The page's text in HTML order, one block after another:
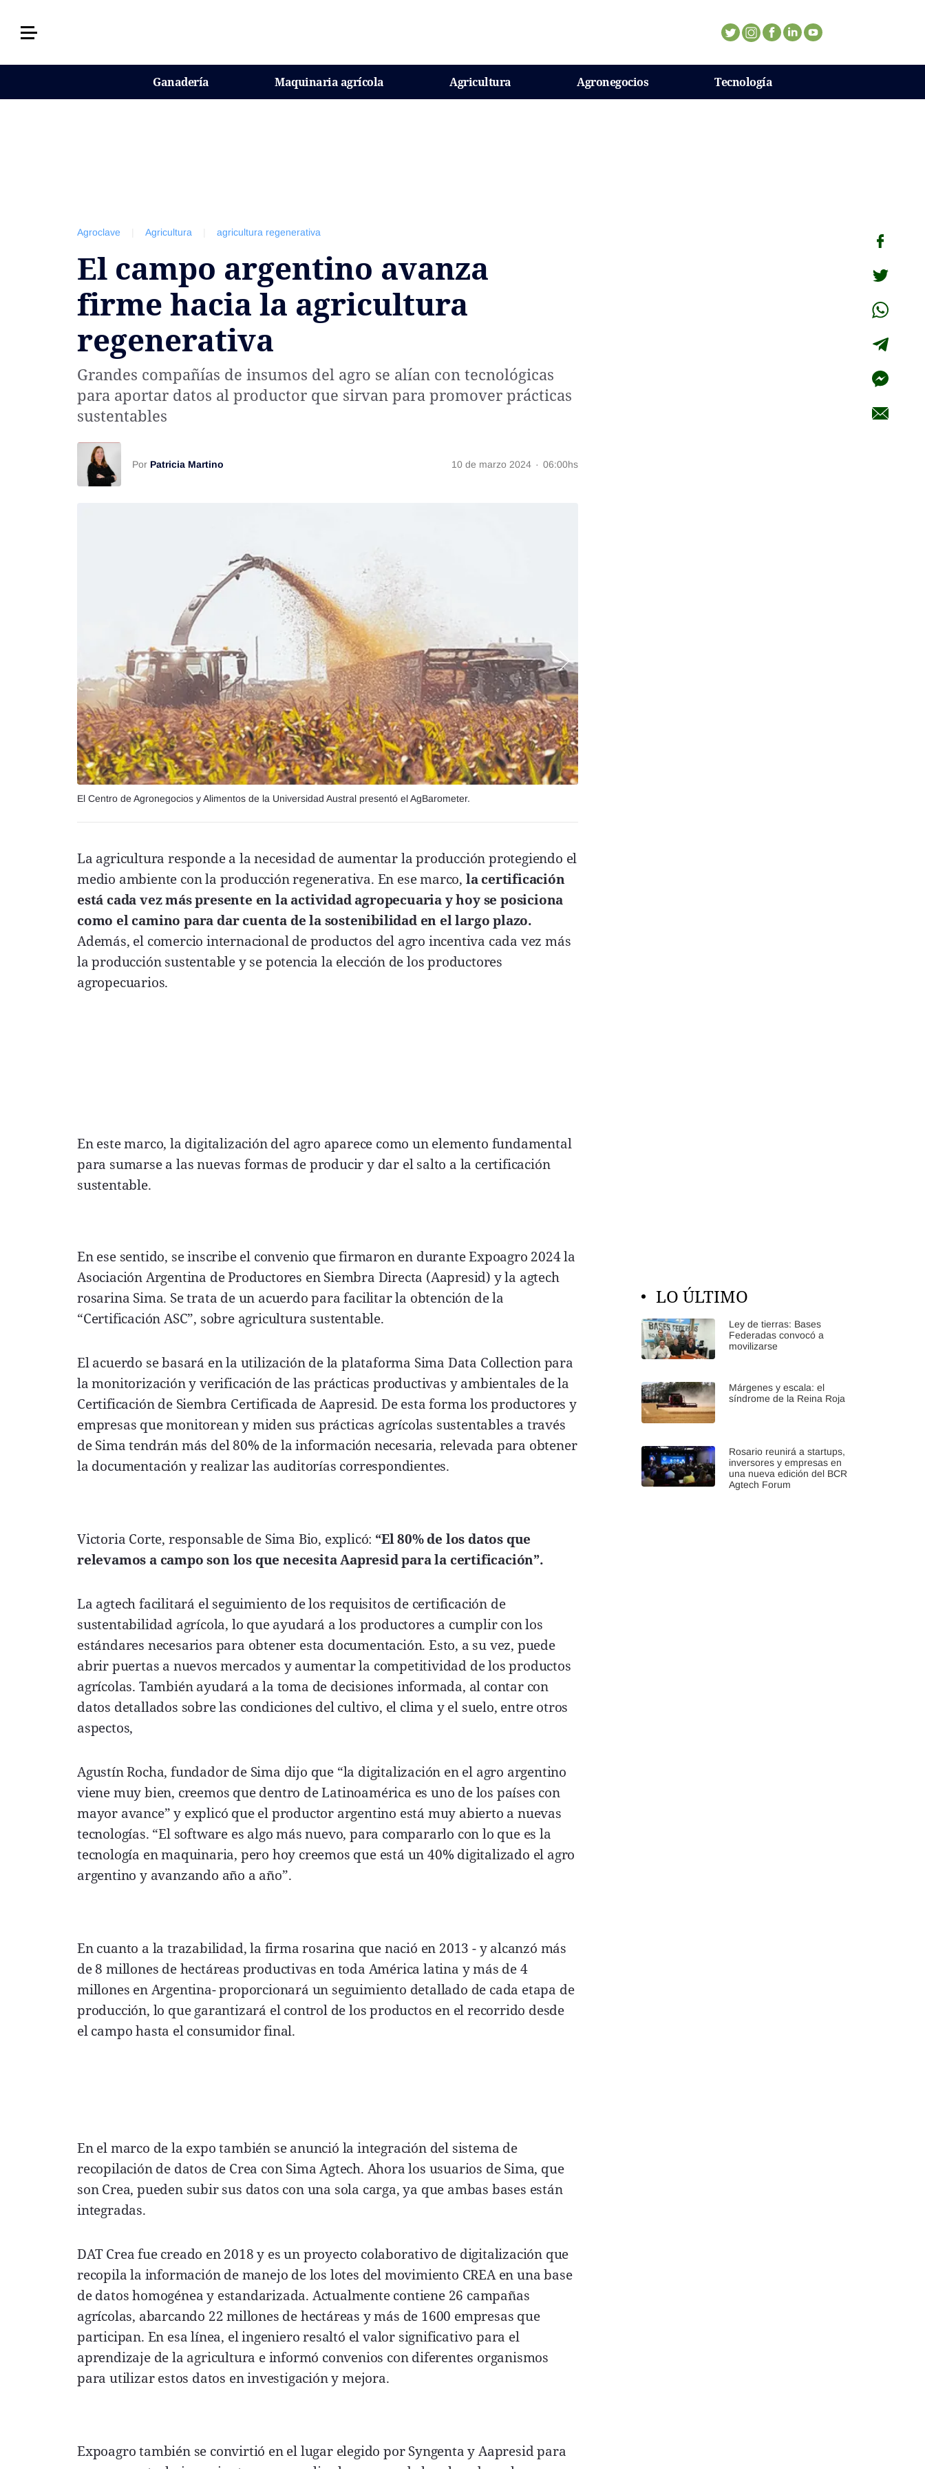
Agronegocios
Seguinos
Ganadería Maquinaria agrícola Agricultura Agronegocios Tecnología
Agroclave Agricultura agricultura regenerativa
El campo argentino avanza
firme hacia la agricultura
regenerativa
Grandes compañías de insumos del agro se alían con tecnológicas
para aportar datos al productor que sirvan para promover prácticas
sustentables
Por Patricia Martino 10 de marzo 2024 · 06:00hs
El Centro de Agronegocios y Alimentos de la Universidad Austral presentó el AgBarometer.
La agricultura responde a la necesidad de aumentar la producción protegiendo el
medio ambiente con la producción regenerativa. En ese marco, la certificación
está cada vez más presente en la actividad agropecuaria y hoy se posiciona
como el camino para dar cuenta de la sostenibilidad en el largo plazo.
Además, el comercio internacional de productos del agro incentiva cada vez más
la producción sustentable y se potencia la elección de los productores
agropecuarios.
En este marco, la digitalización del agro aparece como un elemento fundamental
para sumarse a las nuevas formas de producir y dar el salto a la certificación
sustentable.
En ese sentido, se inscribe el convenio que firmaron en durante Expoagro 2024 la
Asociación Argentina de Productores en Siembra Directa (Aapresid) y la agtech
rosarina Sima. Se trata de un acuerdo para facilitar la obtención de la
“Certificación ASC”, sobre agricultura sustentable.
El acuerdo se basará en la utilización de la plataforma Sima Data Collection para
la monitorización y verificación de las prácticas productivas y ambientales de la
Certificación de Siembra Certificada de Aapresid. De esta forma los productores y
empresas que monitorean y miden sus prácticas agrícolas sustentables a través
de Sima tendrán más del 80% de la información necesaria, relevada para obtener
la documentación y realizar las auditorías correspondientes.
Victoria Corte, responsable de Sima Bio, explicó: “El 80% de los datos que
relevamos a campo son los que necesita Aapresid para la certificación”.
La agtech facilitará el seguimiento de los requisitos de certificación de
sustentabilidad agrícola, lo que ayudará a los productores a cumplir con los
estándares necesarios para obtener esta documentación. Esto, a su vez, puede
abrir puertas a nuevos mercados y aumentar la competitividad de los productos
agrícolas. También ayudará a la toma de decisiones informada, al contar con
datos detallados sobre las condiciones del cultivo, el clima y el suelo, entre otros
aspectos,
Agustín Rocha, fundador de Sima dijo que “la digitalización en el agro argentino
viene muy bien, creemos que dentro de Latinoamérica es uno de los países con
mayor avance” y explicó que el productor argentino está muy abierto a nuevas
tecnologías. “El software es algo más nuevo, para compararlo con lo que es la
tecnología en maquinaria, pero hoy creemos que está un 40% digitalizado el agro
argentino y avanzando año a año”.
En cuanto a la trazabilidad, la firma rosarina que nació en 2013 - y alcanzó más
de 8 millones de hectáreas productivas en toda América latina y más de 4
millones en Argentina- proporcionará un seguimiento detallado de cada etapa de
producción, lo que garantizará el control de los productos en el recorrido desde
el campo hasta el consumidor final.
En el marco de la expo también se anunció la integración del sistema de
recopilación de datos de Crea con Sima Agtech. Ahora los usuarios de Sima, que
son Crea, pueden subir sus datos con una sola carga, ya que ambas bases están
integradas.
DAT Crea fue creado en 2018 y es un proyecto colaborativo de digitalización que
recopila la información de manejo de los lotes del movimiento CREA en una base
de datos homogénea y estandarizada. Actualmente contiene 26 campañas
agrícolas, abarcando 22 millones de hectáreas y más de 1600 empresas que
participan. En esa línea, el ingeniero resaltó el valor significativo para el
aprendizaje de la agricultura e informó convenios con diferentes organismos
para utilizar estos datos en investigación y mejora.
Expoagro también se convirtió en el lugar elegido por Syngenta y Aapresid para
LO ÚLTIMO
Ley de tierras: Bases
Federadas convocó a
movilizarse
Márgenes y escala: el
síndrome de la Reina Roja
Rosario reunirá a startups,
inversores y empresas en
una nueva edición del BCR
Agtech Forum